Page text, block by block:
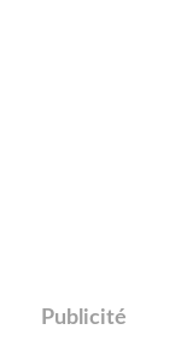
Publicité